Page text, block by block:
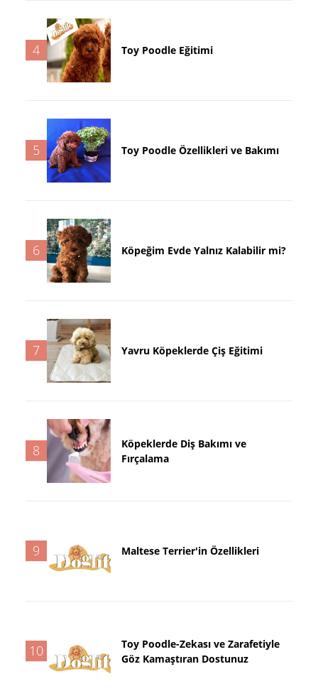
4 Toy Poodle Eğitimi
5 Toy Poodle Özellikleri ve Bakımı
6 Köpeğim Evde Yalnız Kalabilir mi?
7 Yavru Köpeklerde Çiş Eğitimi
8
Köpeklerde Diş Bakımı ve
Fırçalama
9 Maltese Terrier'in Özellikleri
10
Toy Poodle-Zekası ve Zarafetiyle
Göz Kamaştıran Dostunuz